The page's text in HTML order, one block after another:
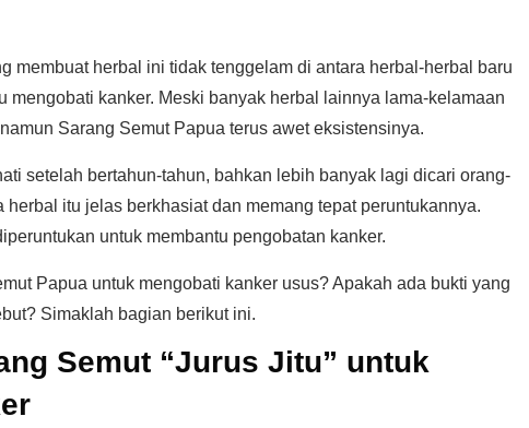
membuat herbal ini tidak tenggelam di antara herbal-herbal baru
mengobati kanker. Meski banyak herbal lainnya lama-kelamaan
Sarang Semut Papua terus awet eksistensinya.
setelah bertahun-tahun, bahkan lebih banyak lagi dicari orang-
itu jelas berkhasiat dan memang tepat peruntukannya.
untuk membantu pengobatan kanker.
Papua untuk mengobati kanker usus? Apakah ada bukti yang
Simaklah bagian berikut ini.
Semut “Jurus Jitu” untuk